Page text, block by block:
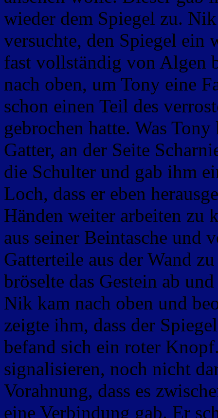
wieder dem Spiegel zu.
versuchte, den Spiegel ein
fast vollständig von Algen
nach oben, um Tony eine
schon einen Teil des
gebrochen hatte. Was
Gatter, an der Seite
die Schulter und gab ihm
Loch, dass er eben
Händen weiter arbeiten zu
aus seiner Beintasche und
Gatterteile aus der Wand
bröselte das Gestein ab
Nik kam nach oben und
zeigte ihm, dass der
befand sich ein roter
signalisieren, noch nicht
Vorahnung, dass es
eine Verbindung gab. Er